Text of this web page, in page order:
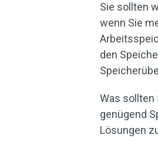
Sie sollten
wenn Sie
den
Was sollten
genügend
Lösungen